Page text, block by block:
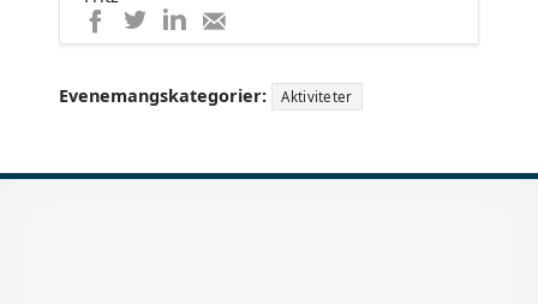
Dela
på
Dela
på
Dela
på
Dela
med
post
Evenemangskategorier: Aktiviteter